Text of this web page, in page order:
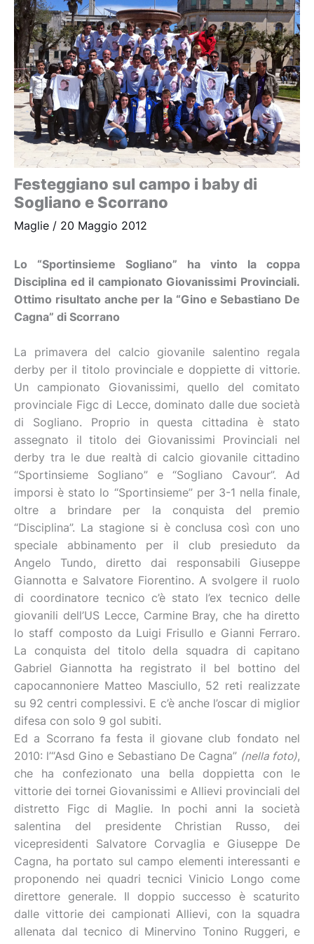
Festeggiano sul campo i baby di
Sogliano e Scorrano
Maglie / 20 Maggio 2012
Lo “Sportinsieme Sogliano” ha vinto la coppa
Disciplina ed il campionato Giovanissimi Provinciali.
Ottimo risultato anche per la “Gino e Sebastiano De
Cagna” di Scorrano
La primavera del calcio giovanile salentino regala
derby per il titolo provinciale e doppiette di vittorie.
Un campionato Giovanissimi, quello del comitato
provinciale Figc di Lecce, dominato dalle due società
di Sogliano. Proprio in questa cittadina è stato
assegnato il titolo dei Giovanissimi Provinciali nel
derby tra le due realtà di calcio giovanile cittadino
“Sportinsieme Sogliano” e “Sogliano Cavour”. Ad
imporsi è stato lo “Sportinsieme” per 3-1 nella finale,
oltre a brindare per la conquista del premio
“Disciplina”. La stagione si è conclusa così con uno
speciale abbinamento per il club presieduto da
Angelo Tundo, diretto dai responsabili Giuseppe
Giannotta e Salvatore Fiorentino. A svolgere il ruolo
di coordinatore tecnico c’è stato l’ex tecnico delle
giovanili dell’US Lecce, Carmine Bray, che ha diretto
lo staff composto da Luigi Frisullo e Gianni Ferraro.
La conquista del titolo della squadra di capitano
Gabriel Giannotta ha registrato il bel bottino del
capocannoniere Matteo Masciullo, 52 reti realizzate
su 92 centri complessivi. E c’è anche l’oscar di miglior
difesa con solo 9 gol subiti.
Ed a Scorrano fa festa il giovane club fondato nel
2010: l’“Asd Gino e Sebastiano De Cagna” (nella foto),
che ha confezionato una bella doppietta con le
vittorie dei tornei Giovanissimi e Allievi provinciali del
distretto Figc di Maglie. In pochi anni la società
salentina del presidente Christian Russo, dei
vicepresidenti Salvatore Corvaglia e Giuseppe De
Cagna, ha portato sul campo elementi interessanti e
proponendo nei quadri tecnici Vinicio Longo come
direttore generale. Il doppio successo è scaturito
dalle vittorie dei campionati Allievi, con la squadra
allenata dal tecnico di Minervino Tonino Ruggeri, e